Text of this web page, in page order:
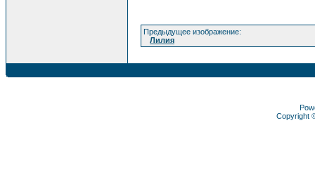
Предыдущее изображение:
Лилия
Copyright